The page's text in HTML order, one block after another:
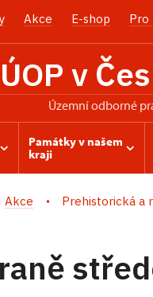
Akce E-shop Pro
ÚOP v
územní odborné
Památky v našem
kraji
Akce Prehistorická a